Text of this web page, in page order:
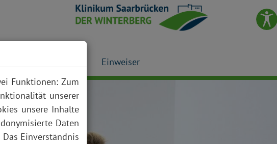
Einweiser
Funktionen: Zum
unserer
unsere Inhalte
Daten
Einverständnis